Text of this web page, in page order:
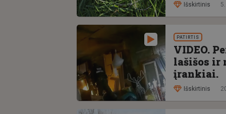
Išskirtinis
PATIRTIS
VIDEO.
lašišos ir
įrankiai.
Išskirtinis